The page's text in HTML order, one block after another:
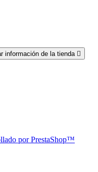
información de la tienda 
por PrestaShop™